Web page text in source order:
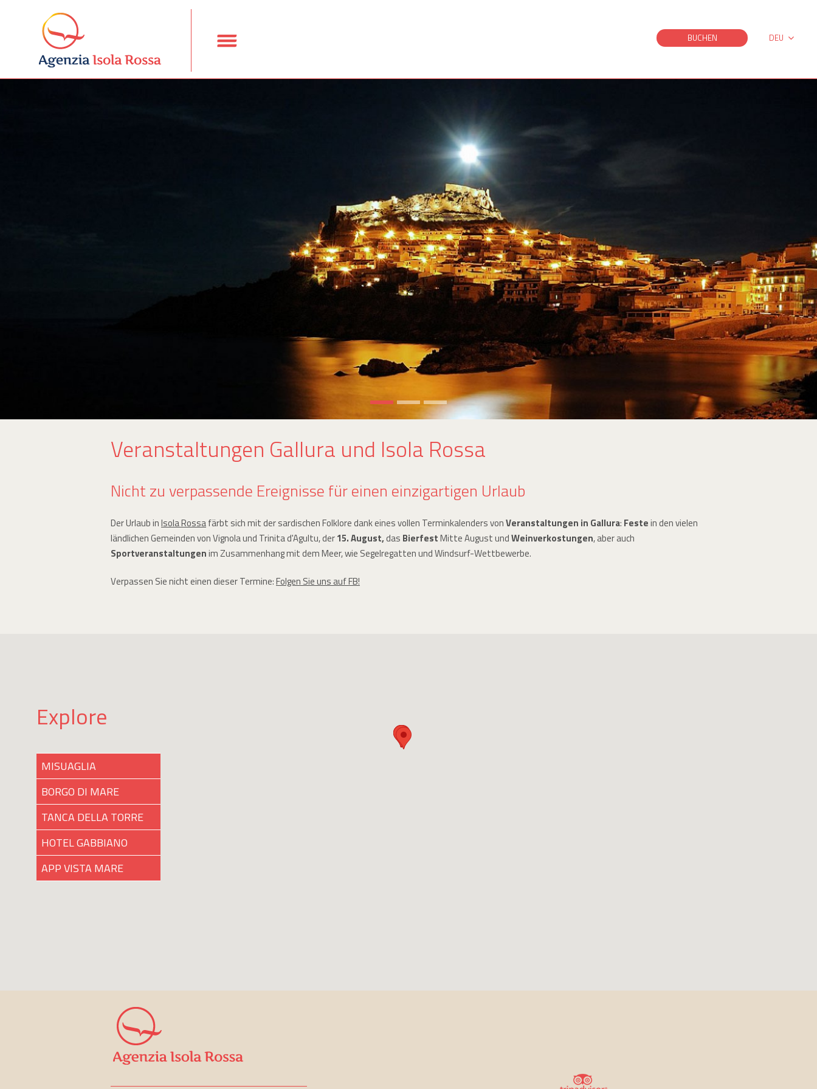
DEU
ENG
BUCHEN
Veranstaltungen Gallura und Isola Rossa
Nicht zu verpassende Ereignisse für einen einzigartigen Urlaub
Der Urlaub inIsola Rossafärbt sich mit der sardischen Folklore dank eines vollen Terminkalenders vonVeranstaltungen in Gallura: Festein den vielen
ländlichen Gemeinden von Vignola und Trinita d'Agultu, der15. August,das BierfestMitte August undWeinverkostungen, aber auch
Sportveranstaltungenim Zusammenhang mit dem Meer, wie Segelregatten und Windsurf-Wettbewerbe.
Verpassen Sie nicht einen dieser Termine:Folgen Sie uns auf FB!
Explore
MISUAGLIA
BORGO DI MARE
TANCA DELLA TORRE
HOTEL GABBIANO
APP VISTA MARE